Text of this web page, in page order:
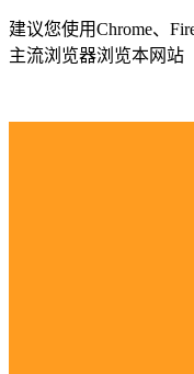
建议您使用Chrome、
主流浏览器浏览本网站